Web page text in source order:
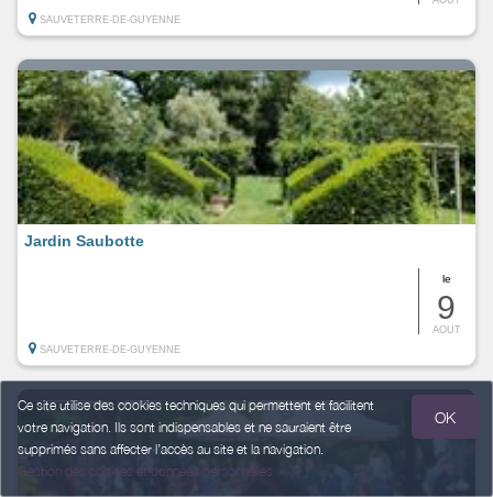
Ce site utilise des cookies techniques qui permettent et facilitent
votre navigation. Ils sont indispensables et ne sauraient être
supprimés sans affecter l’accès au site et la navigation.
Gestion des cookies et données personnelles
OK
SAUVETERRE-DE-GUYENNE
le
9
AOUT
Jardin Saubotte
SAUVETERRE-DE-GUYENNE